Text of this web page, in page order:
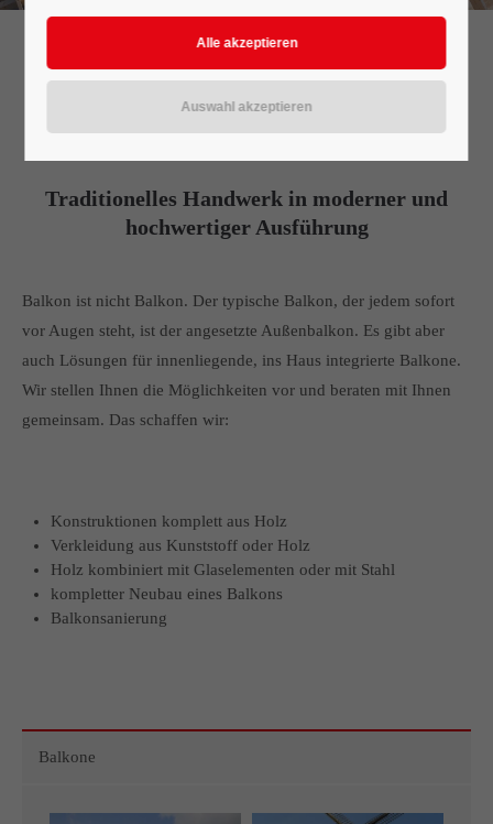
Lorem ipsum dolor sit amet:
24h/ 365days
We offer support for our customers
Get in touch
Cybersteel Inc.
Have any questions?
+44 1234 567 890
Drop us a line
info@yourdomain.com
Lorem ipsum dolor sit amet, consectetuer adipiscing elit.
Aenean commodo ligula eget dolor. Aenean massa. Cum
nascetur ridiculus mus. Donec quam felis, ultricies nec.
Wir bauen Balkon in den Großräumen
Ennigerloh und Warendorf. Und
Traditionelles Handwerk in moderner und
hochwertiger Ausführung
Balkon ist nicht Balkon. Der typische Balkon, der jedem sofort
vor Augen steht, ist der angesetzte Außenbalkon. Es gibt aber
auch Lösungen für innenliegende, ins Haus integrierte Balkone.
Wir stellen Ihnen die Möglichkeiten vor und beraten mit Ihnen
gemeinsam. Das schaffen wir:
Konstruktionen komplett aus Holz
Verkleidung aus Kunststoff oder Holz
Holz kombiniert mit Glaselementen oder mit Stahl
kompletter Neubau eines Balkons
Balkonsanierung
Balkone